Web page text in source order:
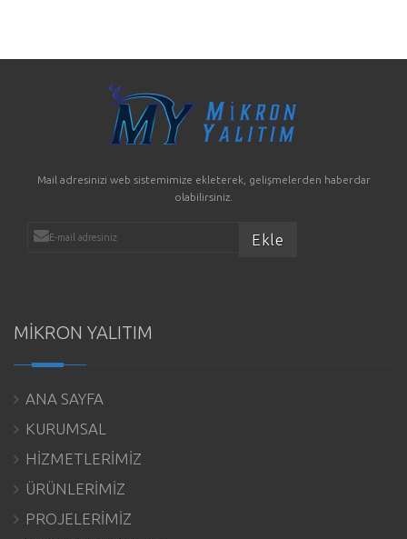
Mail adresinizi web sistemimize ekleterek, gelişmelerden haberdar
olabilirsiniz.
MİKRON YALITIM
ANA SAYFA
KURUMSAL
HİZMETLERİMİZ
ÜRÜNLERİMİZ
PROJELERİMİZ